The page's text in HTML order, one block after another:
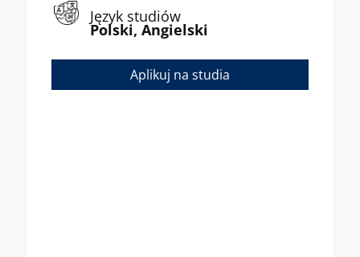
Język studiów
Polski, Angielski
Aplikuj na studia